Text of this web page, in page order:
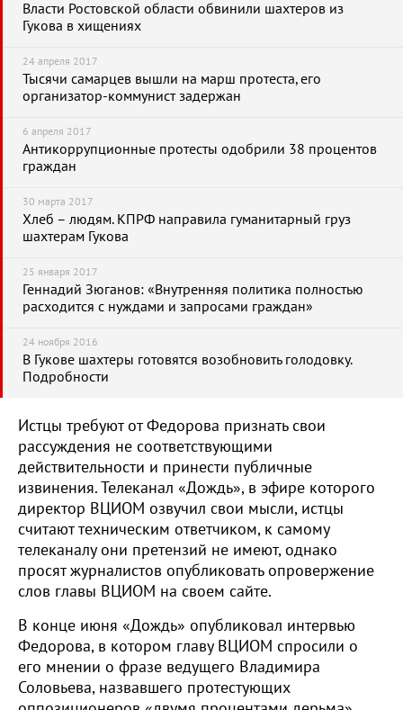
Власти Ростовской области обвинили шахтеров из
Гукова в хищениях
24 апреля 2017
Тысячи самарцев вышли на марш протеста, его
организатор-коммунист задержан
6 апреля 2017
Антикоррупционные протесты одобрили 38 процентов
граждан
30 марта 2017
Хлеб – людям. КПРФ направила гуманитарный груз
шахтерам Гукова
25 января 2017
Геннадий Зюганов: «Внутренняя политика полностью
расходится с нуждами и запросами граждан»
24 ноября 2016
В Гукове шахтеры готовятся возобновить голодовку.
Подробности
Истцы требуют от Федорова признать свои
рассуждения не соответствующими
действительности и принести публичные
извинения. Телеканал «Дождь», в эфире которого
директор ВЦИОМ озвучил свои мысли, истцы
считают техническим ответчиком, к самому
телеканалу они претензий не имеют, однако
просят журналистов опубликовать опровержение
слов главы ВЦИОМ на своем сайте.
В конце июня «Дождь» опубликовал интервью
Федорова, в котором главу ВЦИОМ спросили о
его мнении о фразе ведущего Владимира
Соловьева, назвавшего протестующих